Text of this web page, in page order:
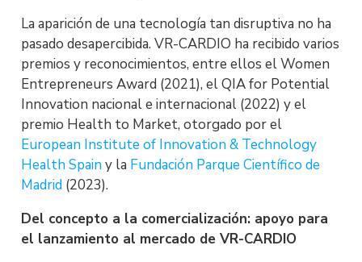
La aparición de una tecnología tan disruptiva no ha
pasado desapercibida. VR-CARDIO ha recibido varios
premios y reconocimientos, entre ellos el Women
Entrepreneurs Award (2021), el QIA for Potential
Innovation nacional e internacional (2022) y el
premio Health to Market, otorgado por el
European Institute of Innovation & Technology
Health Spainy la Fundación Parque Científico de
Madrid(2023).
Del concepto a la comercialización: apoyo para
el lanzamiento al mercado de VR-CARDIO